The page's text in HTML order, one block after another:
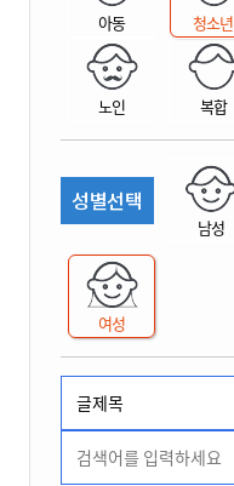
아동 청소년
노인 복합
성별선택
남성
여성